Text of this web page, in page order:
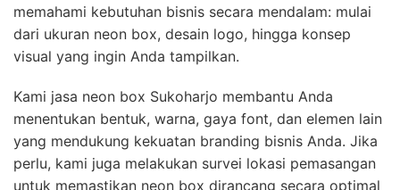
memahami kebutuhan bisnis secara mendalam: mulai
dari ukuran neon box, desain logo, hingga konsep
visual yang ingin Anda tampilkan.
Kami jasa neon box Sukoharjo membantu Anda
menentukan bentuk, warna, gaya font, dan elemen lain
yang mendukung kekuatan branding bisnis Anda. Jika
perlu, kami juga melakukan survei lokasi pemasangan
untuk memastikan neon box dirancang secara optimal